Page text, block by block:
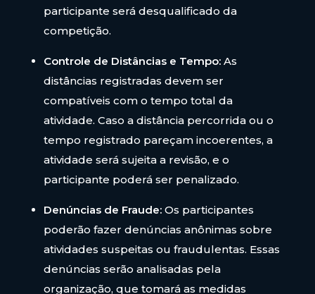
participante será desqualificado da
competição.
Controle de Distâncias e Tempo: As
distâncias registradas devem ser
compatíveis com o tempo total da
atividade. Caso a distância percorrida ou o
tempo registrado pareçam incoerentes, a
atividade será sujeita a revisão, e o
participante poderá ser penalizado.
Denúncias de Fraude: Os participantes
poderão fazer denúncias anônimas sobre
atividades suspeitas ou fraudulentas. Essas
denúncias serão analisadas pela
organização, que tomará as medidas